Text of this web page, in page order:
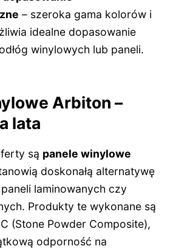
– szeroka gama kolorów i
idealne dopasowanie
winylowych lub paneli.
Arbiton –
lata
są panele winylowe
doskonałą alternatywę
laminowanych czy
Produkty te wykonane są
(Stone Powder Composite),
odporność na